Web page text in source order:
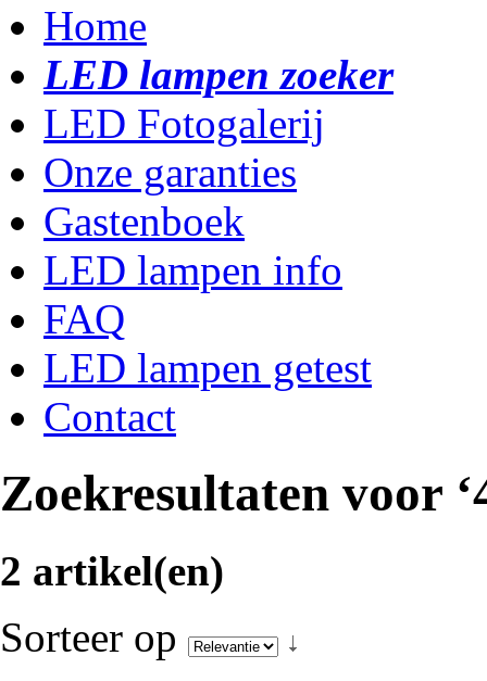
Home
LED lampen zoeker
LED Fotogalerij
Onze garanties
Gastenboek
LED lampen info
FAQ
LED lampen getest
Contact
Zoekresultaten voor
2 artikel(en)
Sorteer op